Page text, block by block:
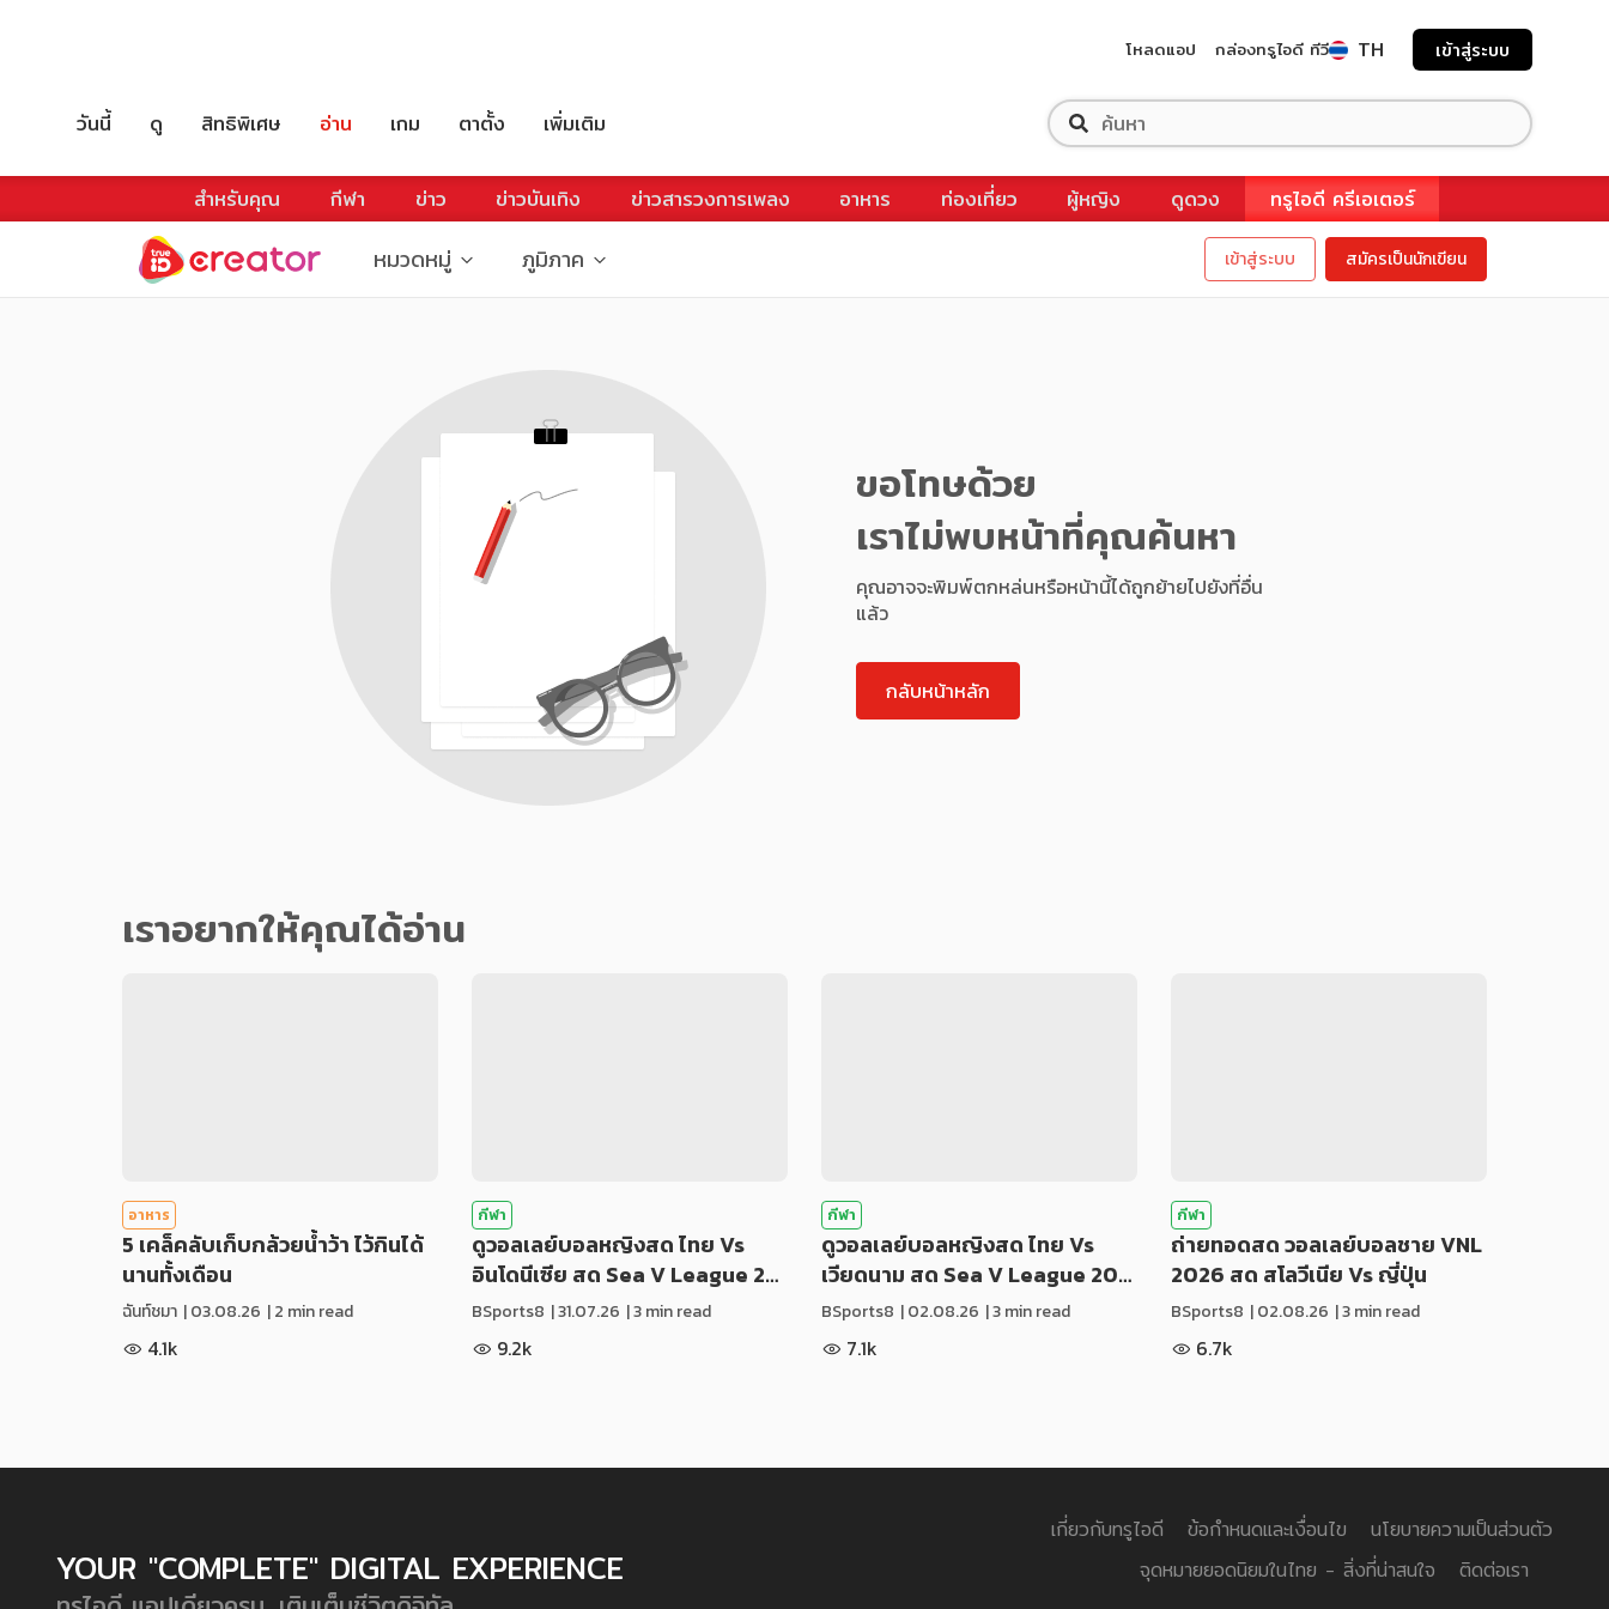
โหลดแอป กล่องทรูไอดี ทีวี TH เข้าสู่ระบบ
วันนี้ ดู สิทธิพิเศษ อ่าน เกม ตาตั้ง เพิ่มเติม
สำหรับคุณ กีฬา ข่าว ข่าวบันเทิง ข่าวสารวงการเพลง อาหาร ท่องเที่ยว ผู้หญิง ดูดวง ทรูไอดี ครีเอเตอร์
หมวดหมู่ ภูมิภาค เข้าสู่ระบบ สมัครเป็นนักเขียน
ขอโทษด้วย
เราไม่พบหน้าที่คุณค้นหา
คุณอาจจะพิมพ์ตกหล่นหรือหน้านี้ได้ถูกย้ายไปยังที่อื่น
แล้ว
กลับหน้าหลัก
เราอยากให้คุณได้อ่าน
อาหาร
5 เคล็คลับเก็บกล้วยน้ำว้า ไว้กินได้
นานทั้งเดือน
ฉันท์ชมา |03.08.26 | 2 min read
4.1k
กีฬา
ดูวอลเลย์บอลหญิงสด ไทย Vs
อินโดนีเซีย สด Sea V League 2…
BSports8 |31.07.26 | 3 min read
9.2k
กีฬา
ดูวอลเลย์บอลหญิงสด ไทย Vs
เวียดนาม สด Sea V League 20…
BSports8 |02.08.26 | 3 min read
7.1k
กีฬา
ถ่ายทอดสด วอลเลย์บอลชาย VNL
2026 สด สโลวีเนีย Vs ญี่ปุ่น
BSports8 |02.08.26 | 3 min read
6.7k
YOUR "COMPLETE" DIGITAL EXPERIENCE
เกี่ยวกับทรูไอดี ข้อกำหนดและเงื่อนไข
นโยบายความเป็นส่วนตัว
จุดหมายยอดนิยมในไทย - สิ่งที่น่าสนใจ
ติดต่อเรา